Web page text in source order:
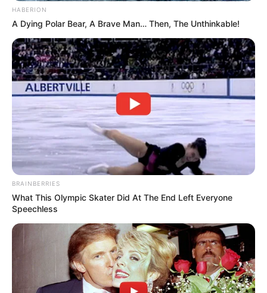
HABERION
A Dying Polar Bear, A Brave Man… Then, The Unthinkable!
BRAINBERRIES
What This Olympic Skater Did At The End Left Everyone
Speechless